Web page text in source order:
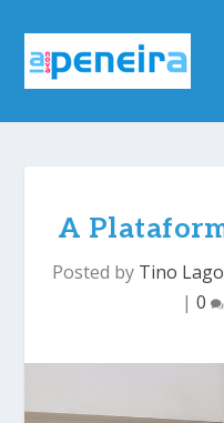
A
Posted by Tino Lago
| 0